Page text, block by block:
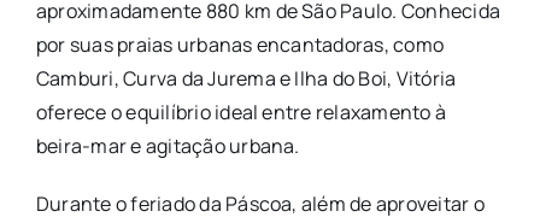
aproximadamente 880 km de São Paulo. Conhecida
por suas praias urbanas encantadoras, como
Camburi, Curva da Jurema e Ilha do Boi, Vitória
oferece o equilíbrio ideal entre relaxamento à
beira-mar e agitação urbana.
Durante o feriado da Páscoa, além de aproveitar o